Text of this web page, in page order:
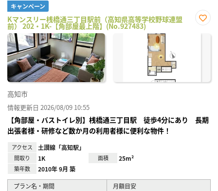
キャンペーン
Kマンスリー桟橋通三丁目駅前（高知県高等学校野球連盟
前） 202・1K-【角部屋最上階】(No.927483)
に入
高知市
情報更新日 2026/08/09 10:55
【角部屋・バストイレ別】桟橋通三丁目駅 徒歩4分にあり 長期
出張者様・研修など数か月の利用者様に便利な物件！
アクセス 土讃線「高知駅」
間取り 1K 面積 25m²
築年数 2010年 9月 築
プラン名・期間 月額目安